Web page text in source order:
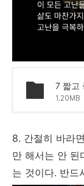
1.20MB
8. 간절히 바라
만 해서는 안 된
는 것이다. 반드